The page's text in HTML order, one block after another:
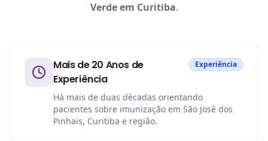
Verde em Curitiba.
Mais de 20 Anos de
Experiência
Experiência
Há mais de duas décadas orientando
pacientes sobre imunização em São José dos
Pinhais, Curitiba e região.